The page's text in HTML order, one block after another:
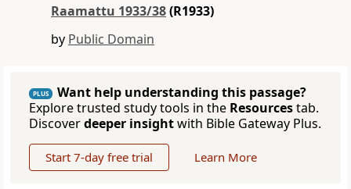
Raamattu 1933/38(R1933)
by Public Domain
PLUS
Want help understanding this passage?
Explore trusted study tools in the Resourcestab.
Discoverdeeper insightwith Bible Gateway Plus.
Start 7-day free trial Learn More